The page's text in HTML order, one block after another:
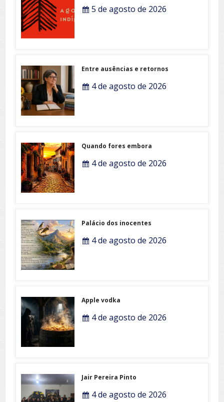
5 de agosto de 2026
Entre ausências e retornos
4 de agosto de 2026
Quando fores embora
4 de agosto de 2026
Palácio dos inocentes
4 de agosto de 2026
Apple vodka
4 de agosto de 2026
Jair Pereira Pinto
4 de agosto de 2026